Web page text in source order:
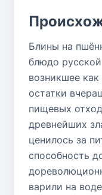
Блины на
блюдо
возникшее как
остатки
пищевых
древнейших
ценилось за
способность
варили на